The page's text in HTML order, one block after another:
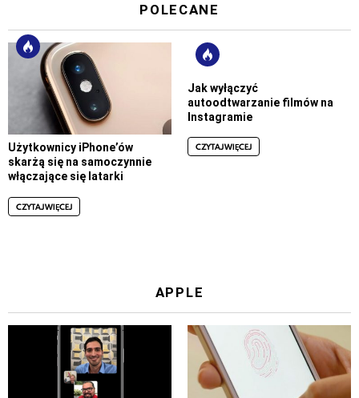
POLECANE
Użytkownicy iPhone’ów
skarżą się na samoczynnie
włączające się latarki
CZYTAJ WIĘCEJ
Jak wyłączyć
autoodtwarzanie filmów na
Instagramie
CZYTAJ WIĘCEJ
APPLE